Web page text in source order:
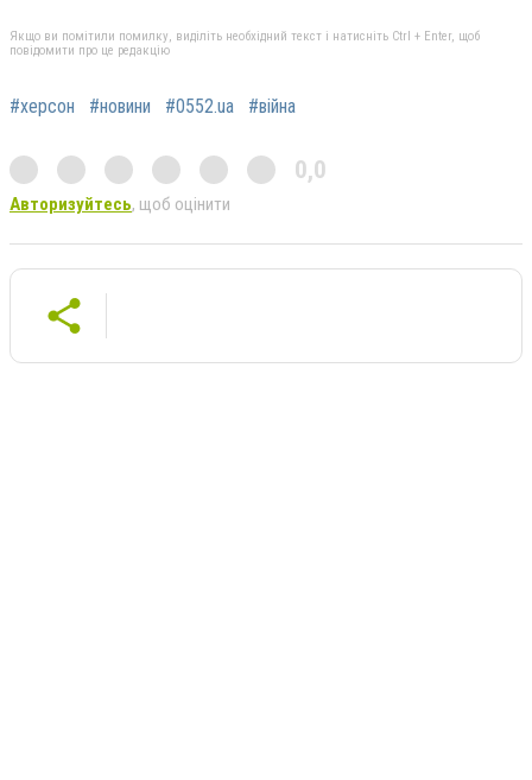
Якщо ви помітили помилку, виділіть необхідний текст і натисніть Ctrl + Enter, щоб
повідомити про це редакцію
#херсон #новини #0552.ua #війна
0,0
Авторизуйтесь, щоб оцінити